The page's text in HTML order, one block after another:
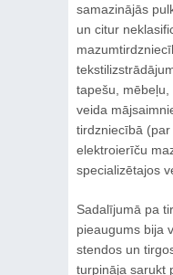
samazinājās
un citur
tapešu,
veida
tirdzniecībā
elektroierīču
specializētajos
Sadalījumā pa
pieaugums bija
stendos un
turpināja sarukt